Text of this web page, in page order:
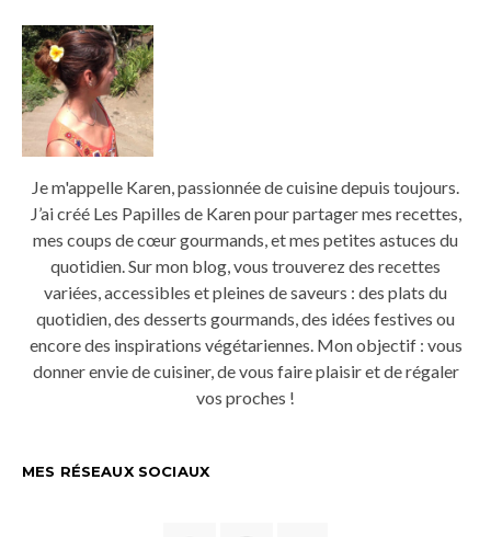
Je m'appelle Karen, passionnée de cuisine depuis toujours.
J’ai créé Les Papilles de Karen pour partager mes recettes,
mes coups de cœur gourmands, et mes petites astuces du
quotidien. Sur mon blog, vous trouverez des recettes
variées, accessibles et pleines de saveurs : des plats du
quotidien, des desserts gourmands, des idées festives ou
encore des inspirations végétariennes. Mon objectif : vous
donner envie de cuisiner, de vous faire plaisir et de régaler
vos proches !
MES RÉSEAUX SOCIAUX